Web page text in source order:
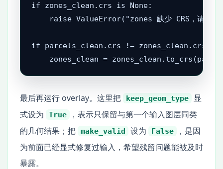
if zones_clean.crs is None:
raise ValueError("zones 缺少 CRS，请先确
if parcels_clean.crs != zones_clean.crs:
zones_clean =
最后再运行 overlay。这里把 keep_geom_type
显
式设为
True
，表示只保留与第一个输入图层同类
的几何结果；把 make_valid 设为 False
，是因
为前面已经显式修复过输入，希望残留问题能被及时
暴露。